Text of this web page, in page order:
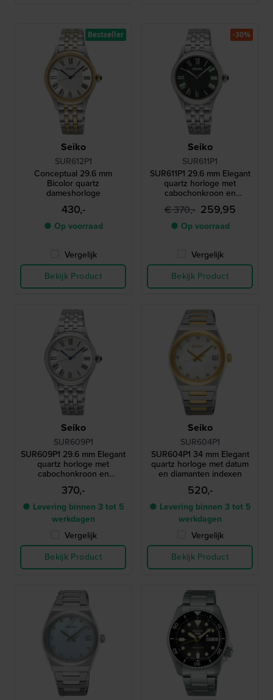
Seiko
SUR612P1
Conceptual 29.6 mm
Bicolor quartz
dameshorloge
430,-
● Op voorraad
Vergelijk
Bekijk Product
Bestseller
Seiko
SUR611P1
SUR611P1 29.6 mm Elegant
quartz horloge met
cabochonkroon en
Romeinse cijfers
€ 370,- 259,95
● Op voorraad
Vergelijk
Bekijk Product
-30%
Seiko
SUR609P1
SUR609P1 29.6 mm Elegant
quartz horloge met
cabochonkroon en
Romeinse cijfers
370,-
● Levering binnen 3 tot 5
werkdagen
Vergelijk
Bekijk Product
Seiko
SUR604P1
SUR604P1 34 mm Elegant
quartz horloge met datum
en diamanten indexen
520,-
● Levering binnen 3 tot 5
werkdagen
Vergelijk
Bekijk Product